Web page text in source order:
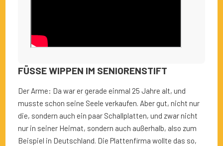
FÜSSE WIPPEN IM SENIORENSTIFT
Der Arme: Da war er gerade einmal 25 Jahre alt, und
musste schon seine Seele verkaufen. Aber gut, nicht nur
die, sondern auch ein paar Schallplatten, und zwar nicht
nur in seiner Heimat, sondern auch außerhalb, also zum
Beispiel in Deutschland. Die Plattenfirma wollte das so,